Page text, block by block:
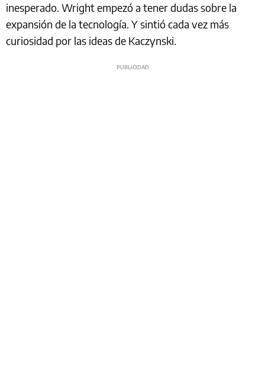
inesperado. Wright empezó a tener dudas sobre la
expansión de la tecnología. Y sintió cada vez más
curiosidad por las ideas de Kaczynski.